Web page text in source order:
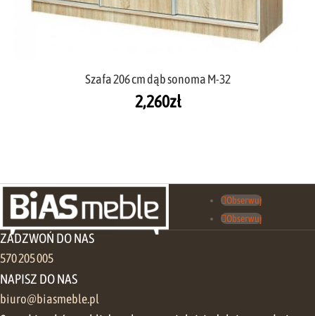
Szafa 206 cm dąb sonoma M-32
2,260zł
Obserwuj
Obserwuj
ZADZWOŃ DO NAS
570 205 005
NAPISZ DO NAS
biuro@biasmeble.pl